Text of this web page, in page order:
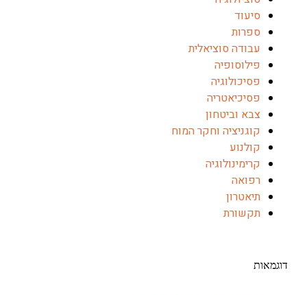
סיעוד
ספרות
עבודה סוציאלית
פילוסופיה
פסיכולוגיה
פסיכיאטריה
צבא וביטחון
קוגניציה וחקר המוח
קולנוע
קרימינולוגיה
רפואה
תיאטרון
תקשורת